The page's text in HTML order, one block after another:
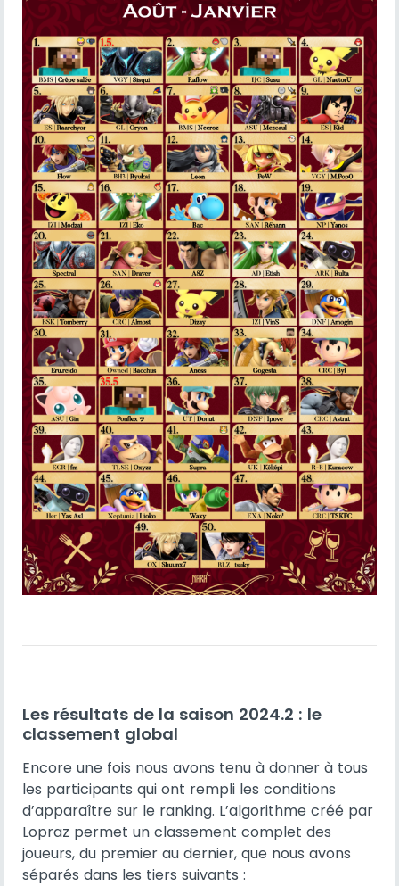
Les résultats de la saison 2024.2 : le
classement global
Encore une fois nous avons tenu à donner à tous
les participants qui ont rempli les conditions
d’apparaître sur le ranking. L’algorithme créé par
Lopraz permet un classement complet des
joueurs, du premier au dernier, que nous avons
séparés dans les tiers suivants :